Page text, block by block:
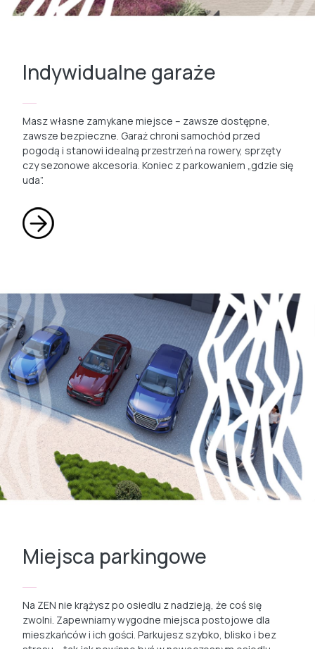
Indywidualne garaże
Masz własne zamykane miejsce – zawsze dostępne,
zawsze bezpieczne. Garaż chroni samochód przed
pogodą i stanowi idealną przestrzeń na rowery, sprzęty
czy sezonowe akcesoria. Koniec z parkowaniem „gdzie się
uda”.
Miejsca parkingowe
Na ZEN nie krążysz po osiedlu z nadzieją, że coś się
zwolni. Zapewniamy wygodne miejsca postojowe dla
mieszkańców i ich gości. Parkujesz szybko, blisko i bez